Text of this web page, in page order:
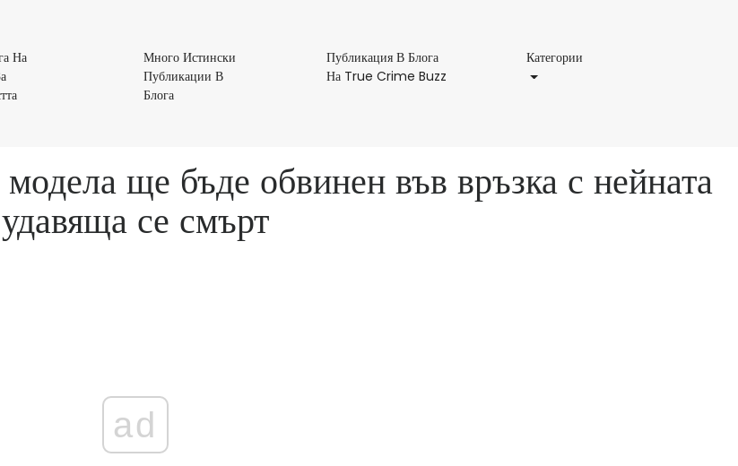
На
Пост
За
Престъпността
Много Истински
Публикации В
БлогаМного
Блога
Публикация В Блога
На True Crime Buzz
Buzz
Категории
ще бъде обвинен във връзка с нейната
удавяща се смърт
ad